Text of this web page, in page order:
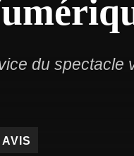
du spectacle
AVIS